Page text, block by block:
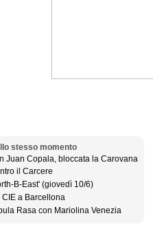
stesso momento
Juan Copala, bloccata la Carovana
il Carcere
B-East' (giovedì 10/6)
CIE a Barcellona
Rasa con Mariolina Venezia